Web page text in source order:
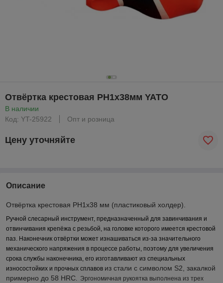
Отвёртка крестовая РН1х38мм YATO
В наличии
Код: YT-25922
Опт и розница
Цену уточняйте
Описание
Отвёртка крестовая РН1х38 мм (пластиковый холдер).
Ручной слесарный инструмент, предназначенный для завинчивания и
отвинчивания крепёжа с резьбой, на головке которого имеется крестовой
паз. Наконечник отвёртки может изнашиваться из-за значительного
механического напряжения в процессе работы, поэтому для увеличения
срока службы наконечника, его изготавливают из специальных
износостойких и прочных сплавов из стали с символом S2, закалкой
примерно до 58 HRC
Эргономичная рукоятка выполнена из трех